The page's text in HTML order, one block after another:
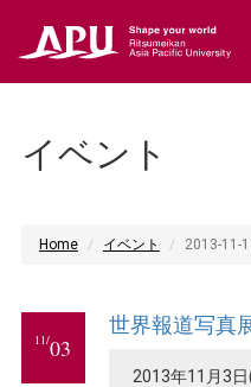
イベント
Home イベント 2013-11-
11/03
世界報道写真
2013年11月3